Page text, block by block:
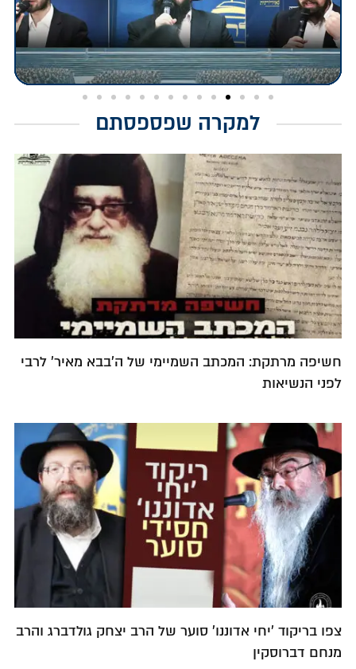
למקרה שפספסתם
חשיפה מרתקת: המכתב השמיימי של ה'בבא מאיר' לרבי
לפני הנשיאות
צפו בריקוד 'יחי אדוננו' סוער של הרב יצחק גולדברג והרב
מנחם דברוסקין